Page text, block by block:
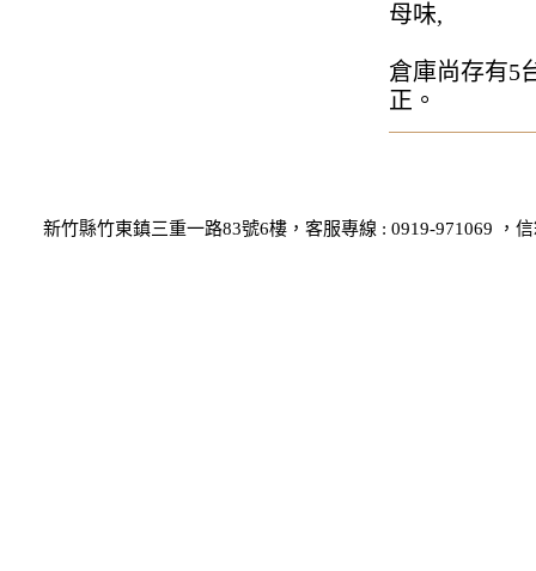
母味,
倉庫尚存有5
正。
新竹縣竹東鎮三重一路83號6樓，客服專線 : 0919-971069 ，